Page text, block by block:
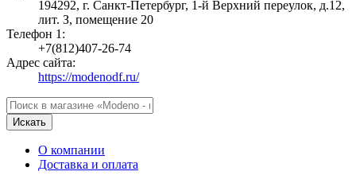
194292, г. Санкт-Петербург, 1-й Верхний переулок, д.12,
лит. З, помещение 20
Телефон 1:
+7(812)407-26-74
Адрес сайта:
https://modenodf.ru/
Искать
О компании
Доставка и оплата